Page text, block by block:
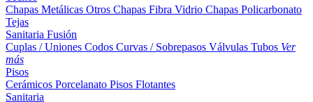
Chapas Metálicas Otros Chapas Fibra Vidrio Chapas Policarbonato
Tejas
Sanitaria Fusión
Cuplas / Uniones Codos Curvas / Sobrepasos Válvulas Tubos Ver
más
Pisos
Cerámicos Porcelanato Pisos Flotantes
Sanitaria